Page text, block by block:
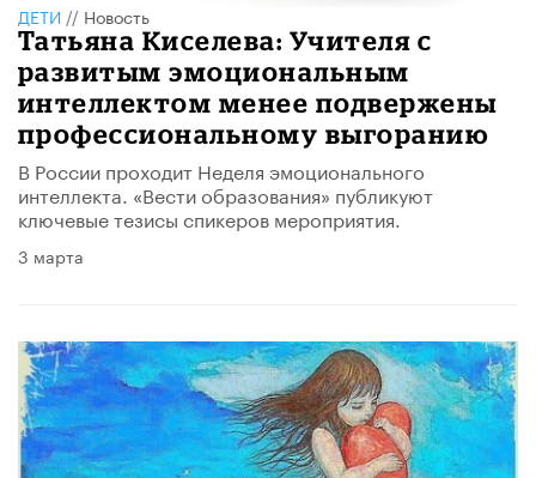
ДЕТИ // Новость
Татьяна Киселева: Учителя с
развитым эмоциональным
интеллектом менее подвержены
профессиональному выгоранию
В России проходит Неделя эмоционального
интеллекта. «Вести образования» публикуют
ключевые тезисы спикеров мероприятия.
3 марта